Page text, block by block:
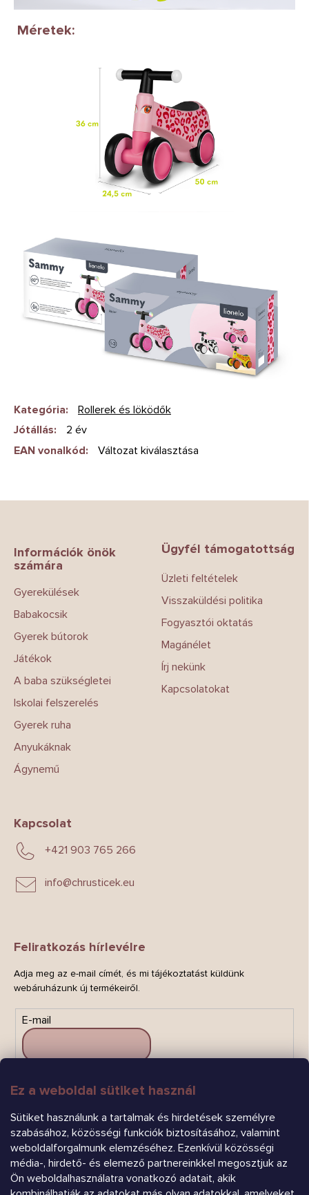
Ez a weboldal sütiket használ
Sütiket használunk a tartalmak és hirdetések személyre
szabásához, közösségi funkciók biztosításához, valamint
weboldalforgalmunk elemzéséhez. Ezenkívül közösségi
média-, hirdető- és elemező partnereinkkel megosztjuk az
Ön weboldalhasználatra vonatkozó adatait, akik
Méretek:
Kategória:
Rollerek és löködők
Jótállás:
2 év
EAN vonalkód: Változat kiválasztása
Információk önök
számára
Gyerekülések
Babakocsik
Gyerek bútorok
Játékok
A baba szükségletei
Iskolai felszerelés
Gyerek ruha
Anyukáknak
Ágynemű
Ügyfél támogatottság
Üzleti feltételek
Visszaküldési politika
Fogyasztói oktatás
Magánélet
Írj nekünk
Kapcsolatokat
Kapcsolat
info@chrusticek.eu
+421 903 765 266
Feliratkozás hírlevélre
Adja meg az e-mail címét, és mi tájékoztatást küldünk
webáruházunk új termékeiről.
E-mail
FELIRATKOZÁS